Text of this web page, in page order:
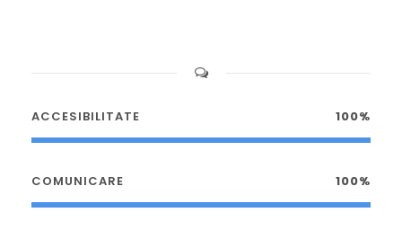
ACCESIBILITATE 100%
COMUNICARE 100%